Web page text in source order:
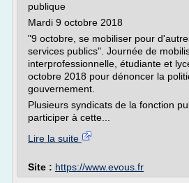
publique
Mardi 9 octobre 2018
"9 octobre, se mobiliser pour
services publics". Journée de
interprofessionnelle, étudiante et
octobre 2018 pour dénoncer la
gouvernement.
Plusieurs syndicats de la fonction
participer à cette...
Lire la suite
Site : https://www.evous.fr